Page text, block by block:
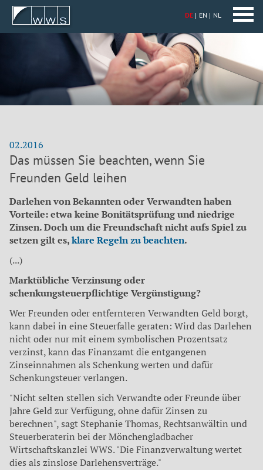
DE EN NL
02.2016
Das müssen Sie beachten, wenn Sie
Freunden Geld leihen
Darlehen von Bekannten oder Verwandten haben
Vorteile: etwa keine Bonitätsprüfung und niedrige
Zinsen. Doch um die Freundschaft nicht aufs Spiel zu
setzen gilt es,klare Regeln zu beachten.
(...)
Marktübliche Verzinsung oder
schenkungsteuerpflichtige Vergünstigung?
Wer Freunden oder entfernteren Verwandten Geld borgt,
kann dabei in eine Steuerfalle geraten: Wird das Darlehen
nicht oder nur mit einem symbolischen Prozentsatz
verzinst, kann das Finanzamt die entgangenen
Zinseinnahmen als Schenkung werten und dafür
Schenkungsteuer verlangen.
"Nicht selten stellen sich Verwandte oder Freunde über
Jahre Geld zur Verfügung, ohne dafür Zinsen zu
berechnen", sagt Stephanie Thomas, Rechtsanwältin und
Steuerberaterin bei der Mönchengladbacher
Wirtschaftskanzlei WWS. "Die Finanzverwaltung wertet
dies als zinslose Darlehensverträge."